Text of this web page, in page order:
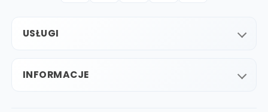
USŁUGI
INFORMACJE